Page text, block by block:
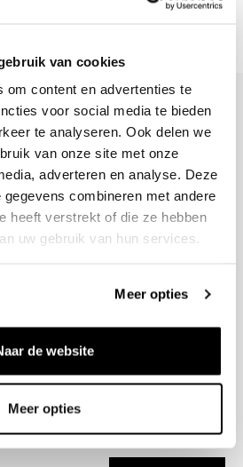
van cookies
om content en advertenties te
voor social media te bieden
te analyseren. Ook delen we
van onze site met onze
adverteren en analyse. Deze
combineren met andere
heeft verstrekt of die ze hebben
uw gebruik van hun services.
Meer opties
de website
Meer opties